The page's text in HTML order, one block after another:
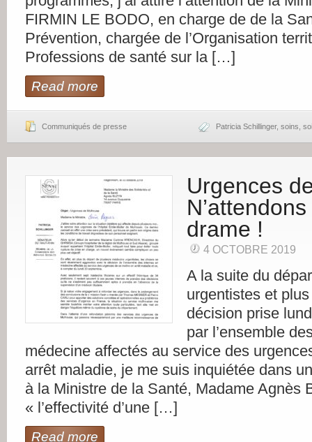
FIRMIN LE BODO, en charge de de la
Prévention, chargée de l’Organisation
Professions de santé sur la […]
Read more
Communiqués de presse Patricia Schillinger, soins
Urgences
drame !
4 OCTOBRE 2019
A la suite du
urgentistes et
décision prise
par l’ensemble
médecine affectés au service des
arrêt maladie, je me suis inquiétée dans
à la Ministre de la Santé, Madame Agnès
« l’effectivité d’une […]
Read more